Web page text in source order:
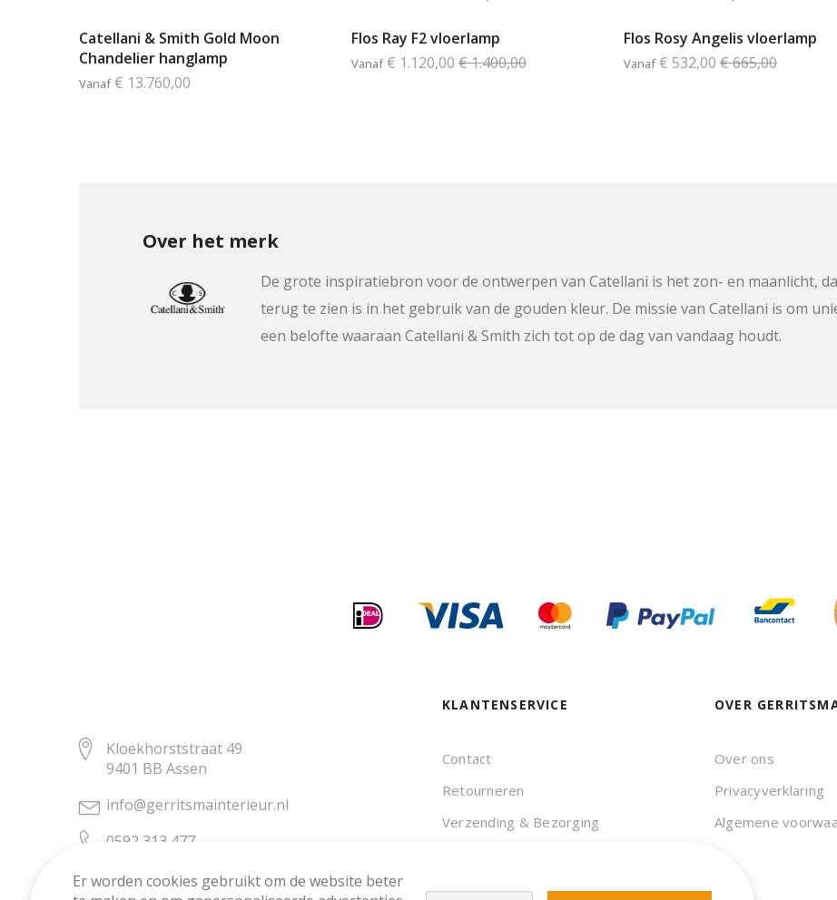
Er worden cookies gebruikt om de website beter
Catellani & Smith Gold Moon
Chandelier hanglamp
Vanaf € 13.760,00
Flos Ray F2 vloerlamp
Vanaf € 1.120,00 € 1.400,00
Flos Rosy Angelis vloerlamp
Vanaf € 532,00 € 665,00
Over het merk
De grote inspiratiebron voor de ontwerpen van Catellani is het zon- en maanlicht,
terug te zien is in het gebruik van de gouden kleur. De missie van Catellani is om
een belofte waaraan Catellani & Smith zich tot op de dag van vandaag houdt.
Kloekhorststraat 49
9401 BB Assen
info@gerritsmainterieur.nl
0592 313 477
KLANTENSERVICE
Contact
Retourneren
Verzending & Bezorging
OVER
Over ons
Privacyverklaring
Algemene